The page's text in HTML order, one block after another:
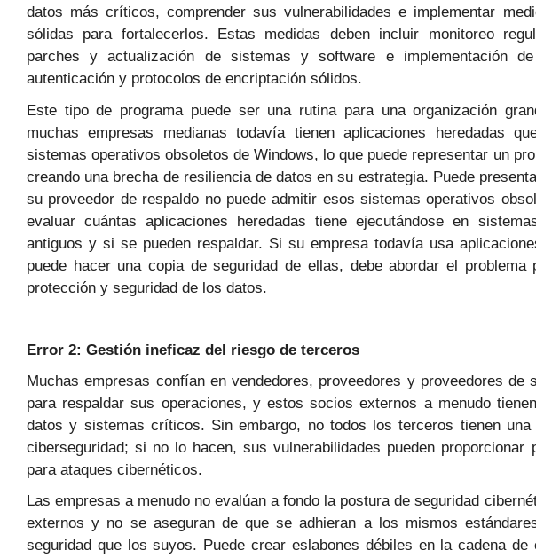
datos más críticos, comprender sus vulnerabilidades e implementar
sólidas para fortalecerlos. Estas medidas deben incluir monitoreo
parches y actualización de sistemas y software e implementación
autenticación y protocolos de encriptación sólidos.
Este tipo de programa puede ser una rutina para una organización
muchas empresas medianas todavía tienen aplicaciones heredadas
sistemas operativos obsoletos de Windows, lo que puede representar un
creando una brecha de resiliencia de datos en su estrategia. Puede
su proveedor de respaldo no puede admitir esos sistemas operativos
evaluar cuántas aplicaciones heredadas tiene ejecutándose en
antiguos y si se pueden respaldar. Si su empresa todavía usa
puede hacer una copia de seguridad de ellas, debe abordar el problema
protección y seguridad de los datos.
Error 2: Gestión ineficaz del riesgo de terceros
Muchas empresas confían en vendedores, proveedores y proveedores de
para respaldar sus operaciones, y estos socios externos a menudo
datos y sistemas críticos. Sin embargo, no todos los terceros tienen una
ciberseguridad; si no lo hacen, sus vulnerabilidades pueden proporcionar
para ataques cibernéticos.
Las empresas a menudo no evalúan a fondo la postura de seguridad
externos y no se aseguran de que se adhieran a los mismos
seguridad que los suyos. Puede crear eslabones débiles en la cadena de